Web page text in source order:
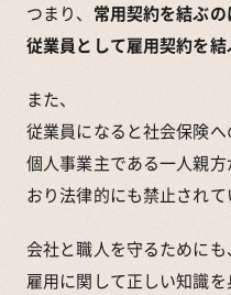
つまり、 常用契約を結ぶの
従業員として雇用契約を結
また、
従業員になると社会保険へ
個人事業主である一人親
おり法律的にも禁止されて
会社と職人を守るためにも、
雇用に関して正しい知識を